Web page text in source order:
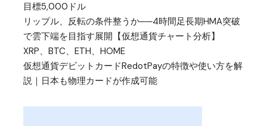
目標5,000ドル
リップル、反転の条件整うか──4時間足長期HMA突破
で雲下端を目指す展開【仮想通貨チャート分析】
XRP、BTC、ETH、HOME
仮想通貨デビットカードRedotPayの特徴や使い方を解
説｜日本も物理カードが作成可能